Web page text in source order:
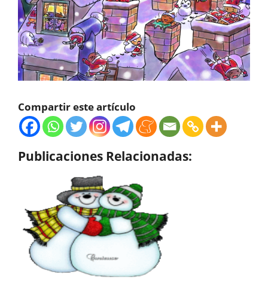
Compartir este artículo
Publicaciones Relacionadas: